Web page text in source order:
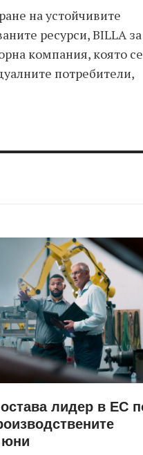
на устойчивите
ресурси, BILLA за
компания, която се
потребители,
лидер в ЕС
юни